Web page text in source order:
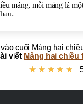
cuối Mảng hai
viết Mảng hai
★ ★ ★ ★ ★
★ ★ ★ ★ ★